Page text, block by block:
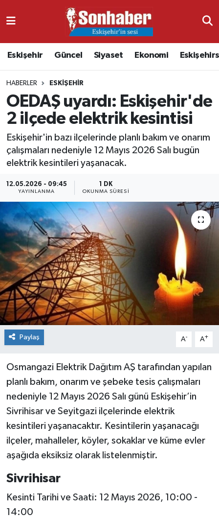
Eskişehir Güncel Siyaset Ekonomi
HABERLER ESKIŞEHIR
OEDAŞ uyardı: Eskişehir'de
2 ilçede elektrik kesintisi
Eskişehir'in bazı ilçelerinde planlı bakım ve onarım
çalışmaları nedeniyle 12 Mayıs 2026 Salı bugün
elektrik kesintileri yaşanacak.
12.05.2026 - 09:45
YAYINLANMA
1 DK
OKUNMA SÜRESI
Paylaş A- A+
Osmangazi Elektrik Dağıtım AŞ tarafından yapılan
planlı bakım, onarım ve şebeke tesis çalışmaları
nedeniyle 12 Mayıs 2026 Salı günü Eskişehir’in
Sivrihisar ve Seyitgazi ilçelerinde elektrik
kesintileri yaşanacaktır. Kesintilerin yaşanacağı
ilçeler, mahalleler, köyler, sokaklar ve küme evler
aşağıda eksiksiz olarak listelenmiştir.
Sivrihisar
Kesinti Tarihi ve Saati: 12 Mayıs 2026, 10:00 -
14:00
Ekonomi
Güncel
Kültür & Sanat
Magazin
Resmi İlanlar
Sağlık
Siyaset
Spor
Nöbetçi Eczaneler
Namaz Vakitleri
Trafik Durumu
Süper Lig Puan Durumu ve Fikstür
Tüm Manşetler
Son Dakika Haberleri
Haber Arşivi